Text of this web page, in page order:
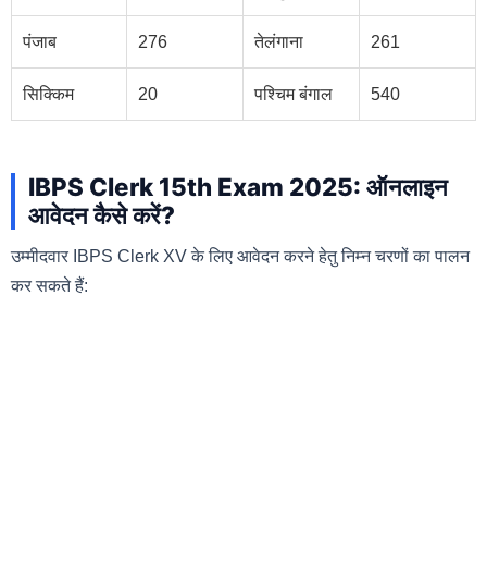
पंजाब 276 तेलंगाना 261
सिक्किम 20 पश्चिम बंगाल 540
IBPS Clerk 15th Exam 2025: ऑनलाइन
आवेदन कैसे करें?
उम्मीदवार IBPS Clerk XV के लिए आवेदन करने हेतु निम्न चरणों का पालन
कर सकते हैं: